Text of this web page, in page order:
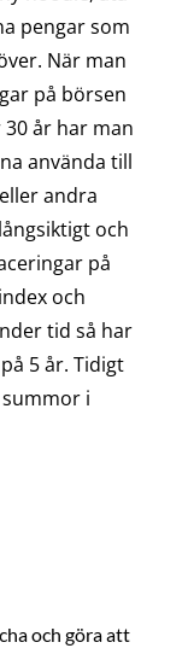
pengar som
När man
på börsen
år har man
använda till
andra
och
på
och
tid så har
5 år. Tidigt
i
och göra att